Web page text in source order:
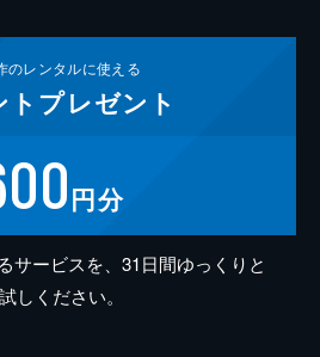
のレンタルに使える
プレゼント
円分
サービスを、31日間ゆっくりと
しください。